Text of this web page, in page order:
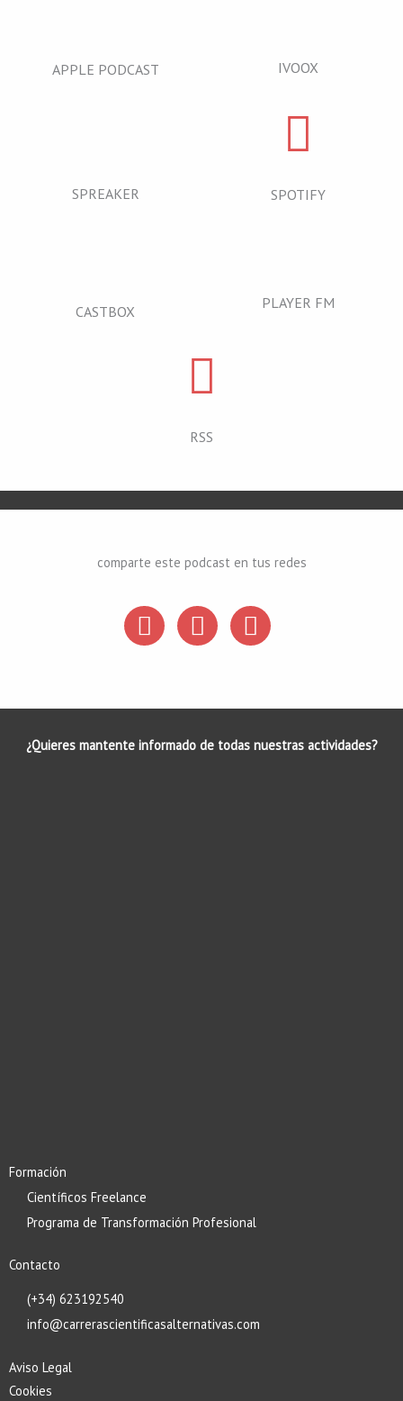
APPLE PODCAST IVOOX
SPREAKER SPOTIFY
CASTBOX PLAYER FM
RSS
comparte este podcast en tus redes
¿Quieres mantente informado de todas nuestras actividades?
Formación
Científicos Freelance
Programa de Transformación Profesional
Contacto
(+34) 623192540
info@carrerascientificasalternativas.com
Aviso Legal
Cookies